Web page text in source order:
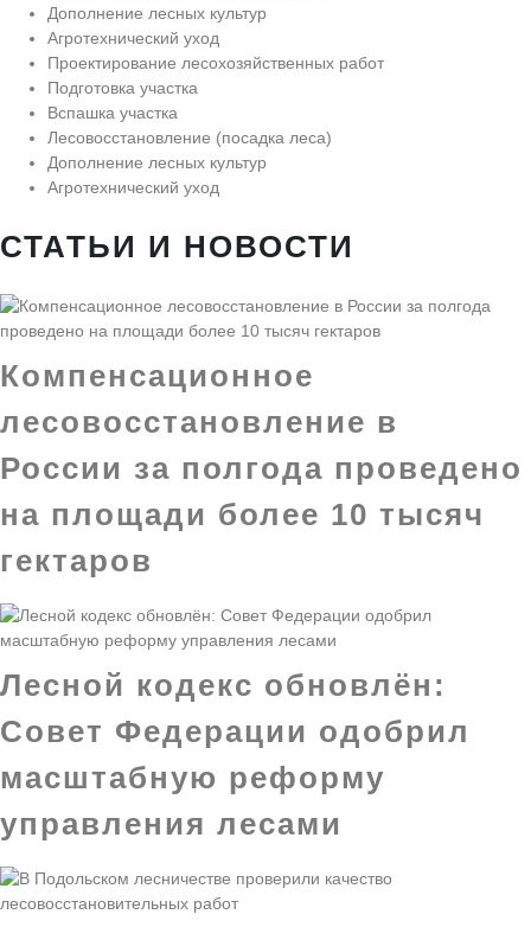
Дополнение лесных культур
Агротехнический уход
Проектирование лесохозяйственных работ
Подготовка участка
Вспашка участка
Лесовосстановление (посадка леса)
Дополнение лесных культур
Агротехнический уход
СТАТЬИ И НОВОСТИ
Компенсационное
лесовосстановление в
России за полгода проведено
на площади более 10 тысяч
гектаров
Лесной кодекс обновлён:
Совет Федерации одобрил
масштабную реформу
управления лесами